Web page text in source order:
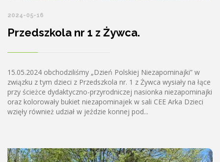
2024-05-16
Przedszkola nr 1 z Żywca.
15.05.2024 obchodziliśmy „Dzień Polskiej Niezapominajki” w
związku z tym dzieci z Przedszkola nr. 1 z Żywca wysiały na łące
przy ścieżce dydaktyczno-przyrodniczej nasionka niezapominajki
oraz kolorowały bukiet niezapominajek w sali CEE Arka Dzieci
wzięły również udział w jeździe konnej pod...